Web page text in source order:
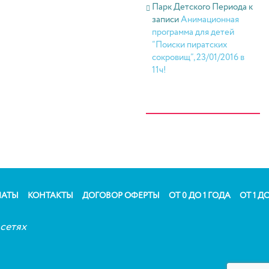
Парк Детского Периода к
записиАнимационная
программа для детей
“Поиски пиратских
сокровищ”, 23/01/2016 в
11ч!
КОНТАКТЫ ДОГОВОР ОФЕРТЫ ОТ 0 ДО 1 ГОДА ОТ 1